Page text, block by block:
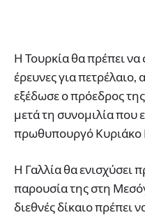
Η Τουρκία θα πρέπει να
έρευνες για
εξέδωσε ο πρόεδρος
μετά τη συνομιλία που
πρωθυπουργό
Η Γαλλία θα ενισχύσει
παρουσία της στη
διεθνές δίκαιο πρέπει